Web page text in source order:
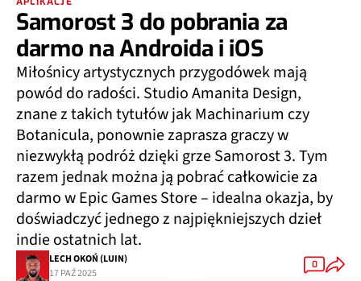
Samorost 3 do pobrania za
darmo na Androida i iOS
Miłośnicy artystycznych przygodówek mają
powód do radości. Studio Amanita Design,
znane z takich tytułów jak Machinarium czy
Botanicula, ponownie zaprasza graczy w
niezwykłą podróż dzięki grze Samorost 3. Tym
razem jednak można ją pobrać całkowicie za
darmo w Epic Games Store – idealna okazja, by
doświadczyć jednego z najpiękniejszych dzieł
indie ostatnich lat.
LECH OKOŃ (LUIN)
17 PAŹ 2025
0